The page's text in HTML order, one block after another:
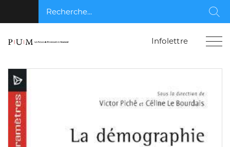
Recherche...
Infolettre